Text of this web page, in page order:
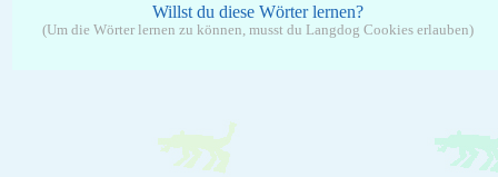
Willst du diese Wörter lernen?
(Um die Wörter lernen zu können, musst du Langdog Cookies erlauben)